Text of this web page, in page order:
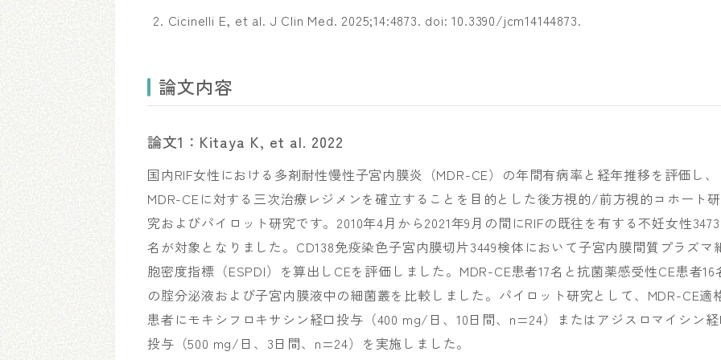
Cicinelli E, et al. J Clin Med. 2025;14:4873. doi: 10.3390/jcm14144873.
論文内容
論文1：Kitaya K, et al. 2022
国内RIF女性における多剤耐性慢性子宮内膜炎（MDR-CE）の年間有病率と経年推移を評価し、
MDR-CEに対する三次治療レジメンを確立することを目的とした後方視的/前方視的コホート研
究およびパイロット研究です。2010年4月から2021年9月の間にRIFの既往を有する不妊女性3473
名が対象となりました。CD138免疫染色子宮内膜切片3449検体において子宮内膜間質プラズマ
胞密度指標（ESPDI）を算出しCEを評価しました。MDR-CE患者17名と抗菌薬感受性CE患者16
の腟分泌液および子宮内膜液中の細菌叢を比較しました。パイロット研究として、MDR-CE適
患者にモキシフロキサシン経口投与（400 mg/日、10日間、n=24）またはアジスロマイシン
投与（500 mg/日、3日間、n=24）を実施しました。